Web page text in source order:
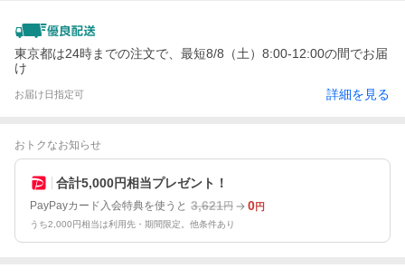
東京都は24時までの注文で、最短8/8（土）8:00-12:00の間でお届
け
お届け日指定可 詳細を見る
おトクなお知らせ
合計5,000円相当プレゼント！
PayPayカード入会特典を使うと 3,621円 0円
うち2,000円相当は利用先・期間限定。他条件あり